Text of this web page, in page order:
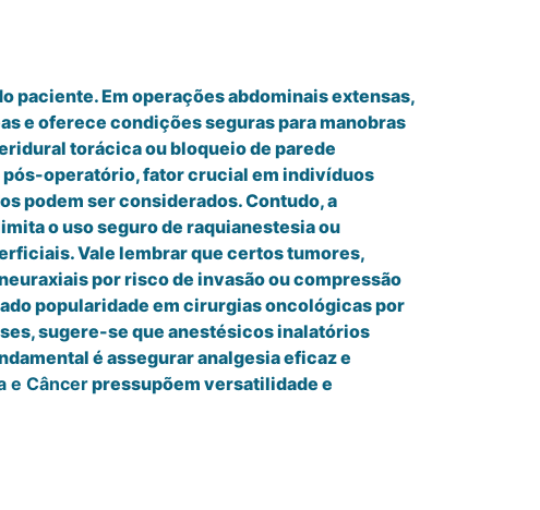
paciente. Em operações abdominais extensas,
e oferece condições seguras para manobras
torácica ou bloqueio de parede
pós-operatório, fator crucial em indivíduos
podem ser considerados. Contudo, a
o uso seguro de raquianestesia ou
Vale lembrar que certos tumores,
por risco de invasão ou compressão
popularidade em cirurgias oncológicas por
sugere-se que anestésicos inalatórios
é assegurar analgesia eficaz e
e Câncerpressupõem versatilidade e